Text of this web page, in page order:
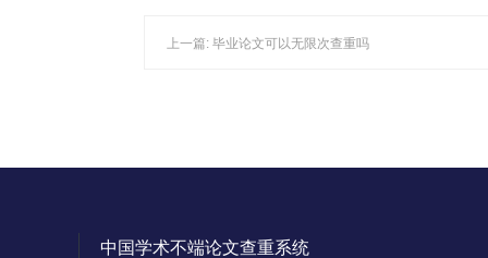
上一篇: 毕业论文可以无限次查重吗
中国学术不端论文查重系统